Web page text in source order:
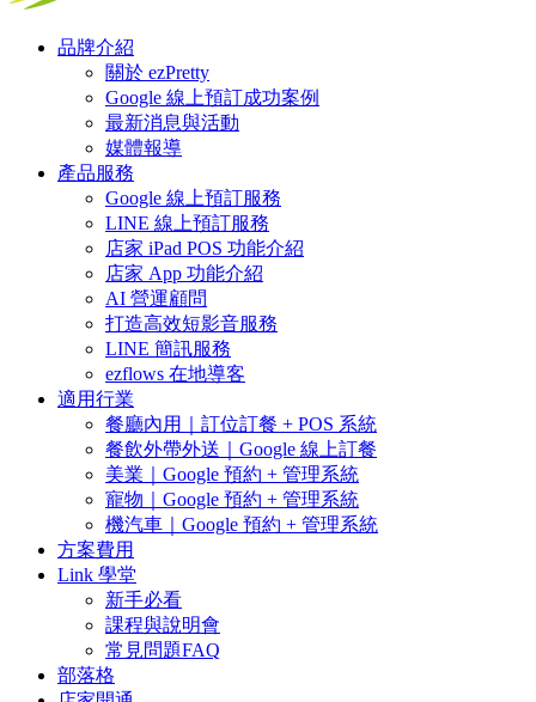
品牌介紹
關於 ezPretty
Google 線上預訂成功案例
最新消息與活動
媒體報導
產品服務
Google 線上預訂服務
LINE 線上預訂服務
店家 iPad POS 功能介紹
店家 App 功能介紹
AI 營運顧問
打造高效短影音服務
LINE 簡訊服務
ezflows 在地導客
適用行業
餐廳內用｜訂位訂餐 + POS 系統
餐飲外帶外送｜Google 線上訂餐
美業｜Google 預約 + 管理系統
寵物｜Google 預約 + 管理系統
機汽車｜Google 預約 + 管理系統
方案費用
Link 學堂
新手必看
課程與說明會
常見問題FAQ
部落格